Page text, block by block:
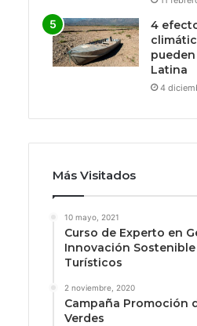
4
Latina
4
Más Visitados
10 mayo, 2021
Curso de Experto en
Innovación
Turísticos
2 noviembre, 2020
Campaña Promoción
Verdes